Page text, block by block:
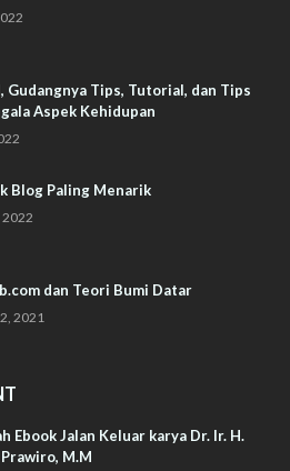
Gudangnya Tips, Tutorial, dan Tips
Aspek Kehidupan
Blog Paling Menarik
2022
dan Teori Bumi Datar
2021
Ebook Jalan Keluar karya Dr. Ir. H.
M.M